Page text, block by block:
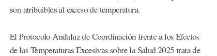
son atribuibles al exceso de temperatura.
El Protocolo Andaluz de Coordinación frente a los Efectos
de las Temperaturas Excesivas sobre la Salud 2025 trata de